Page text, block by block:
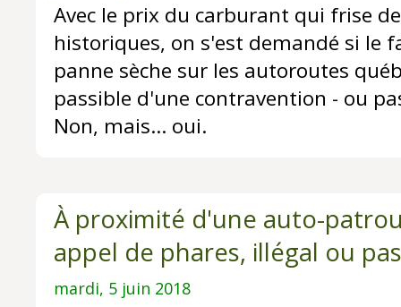
Avec le prix du carburant qui frise
historiques, on s'est demandé si le
panne sèche sur les autoroutes
passible d'une contravention - ou
Non, mais... oui.
À proximité d'une auto-
appel de phares, illégal ou
mardi, 5 juin 2018